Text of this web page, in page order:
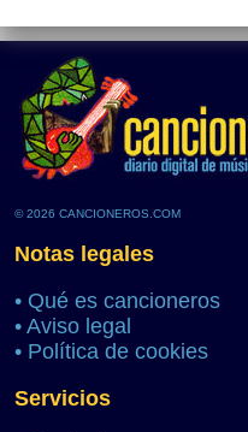
© 2026 CANCIONEROS.COM
Notas legales
• Qué es cancioneros
• Aviso legal
• Política de cookies
Servicios